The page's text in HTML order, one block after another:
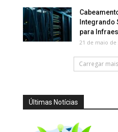
Integrando
para
21 de maio de
Carregar mais
Últimas Notícias